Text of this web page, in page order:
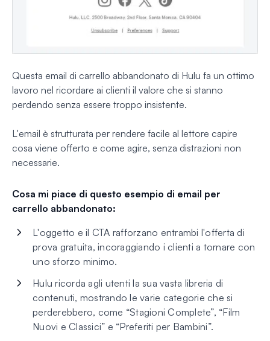
Questa email di carrello abbandonato di Hulu fa un ottimo
lavoro nel ricordare ai clienti il valore che si stanno
perdendo senza essere troppo insistente.
L'email è strutturata per rendere facile al lettore capire
cosa viene offerto e come agire, senza distrazioni non
necessarie.
Cosa mi piace di questo esempio di email per
carrello abbandonato:
L'oggetto e il CTA rafforzano entrambi l'offerta di
prova gratuita, incoraggiando i clienti a tornare con
uno sforzo minimo.
Hulu ricorda agli utenti la sua vasta libreria di
contenuti, mostrando le varie categorie che si
perderebbero, come “Stagioni Complete”, “Film
Nuovi e Classici” e “Preferiti per Bambini”.